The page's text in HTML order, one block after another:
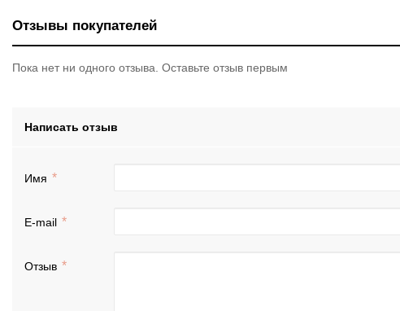
Отзывы покупателей
Пока нет ни одного отзыва. Оставьте отзыв первым
Написать отзыв
Имя
E-mail
Отзыв